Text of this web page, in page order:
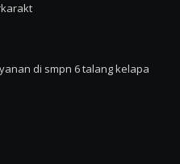
di smpn 6 talang kelapa